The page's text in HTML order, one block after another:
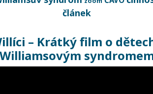
článek
– Krátký film o